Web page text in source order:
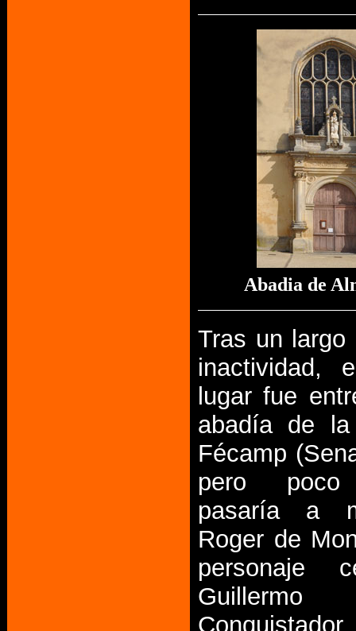
Abadia de
Tras un largo
inactividad,
lugar fue
abadía de
Fécamp
pero poco
pasaría a
Roger de
personaje